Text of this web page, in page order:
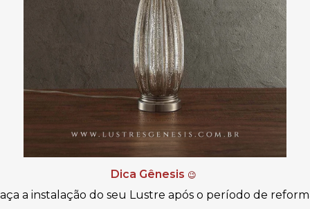
Dica Gênesis 😉
a instalação do seu Lustre após o período de